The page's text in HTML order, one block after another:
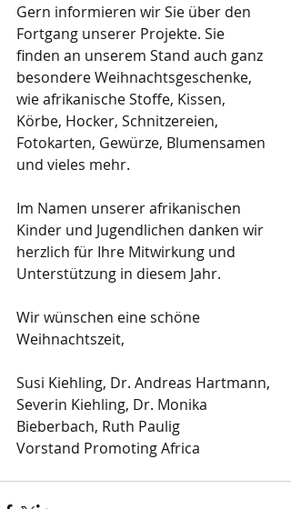
Gern informieren wir Sie über den
Fortgang unserer Projekte. Sie
finden an unserem Stand auch ganz
besondere Weihnachtsgeschenke,
wie afrikanische Stoffe, Kissen,
Körbe, Hocker, Schnitzereien,
Fotokarten, Gewürze, Blumensamen
und vieles mehr.
Im Namen unserer afrikanischen
Kinder und Jugendlichen danken wir
herzlich für Ihre Mitwirkung und
Unterstützung in diesem Jahr.
Wir wünschen eine schöne
Weihnachtszeit,
Susi Kiehling, Dr. Andreas Hartmann,
Severin Kiehling, Dr. Monika
Bieberbach, Ruth Paulig
Vorstand Promoting Africa